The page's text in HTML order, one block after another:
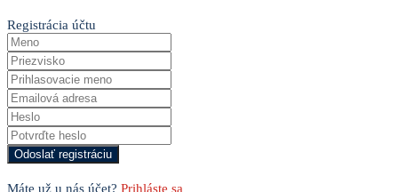
Registrácia účtu
Máte už u nás účet? Prihláste sa